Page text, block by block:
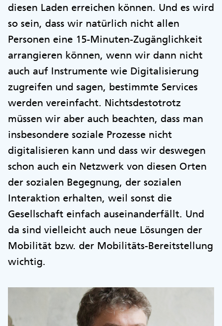
diesen Laden erreichen können. Und es wird
so sein, dass wir natürlich nicht allen
Personen eine 15-Minuten-Zugänglichkeit
arrangieren können, wenn wir dann nicht
auch auf Instrumente wie Digitalisierung
zugreifen und sagen, bestimmte Services
werden vereinfacht. Nichtsdestotrotz
müssen wir aber auch beachten, dass man
insbesondere soziale Prozesse nicht
digitalisieren kann und dass wir deswegen
schon auch ein Netzwerk von diesen Orten
der sozialen Begegnung, der sozialen
Interaktion erhalten, weil sonst die
Gesellschaft einfach auseinanderfällt. Und
da sind vielleicht auch neue Lösungen der
Mobilität bzw. der Mobilitäts-Bereitstellung
wichtig.